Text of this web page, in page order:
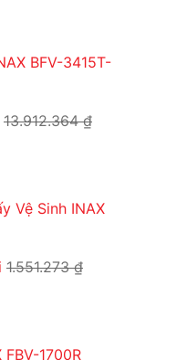
BFV-3415T-
13.912.364₫
Vệ Sinh INAX
1.551.273₫
FBV-1700R